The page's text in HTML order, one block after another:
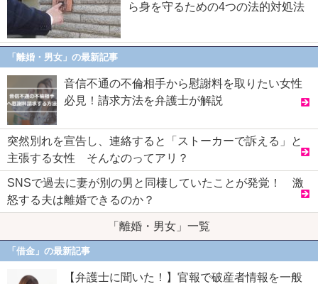
ら身を守るための4つの法的対処法
「離婚・男女」の最新記事
音信不通の不倫相手から慰謝料を取りたい女性
必見！請求方法を弁護士が解説
突然別れを宣告し、連絡すると「ストーカーで訴える」と
主張する女性 そんなのってアリ？
SNSで過去に妻が別の男と同棲していたことが発覚！ 激
怒する夫は離婚できるのか？
「離婚・男女」一覧
「借金」の最新記事
【弁護士に聞いた！】官報で破産者情報を一般